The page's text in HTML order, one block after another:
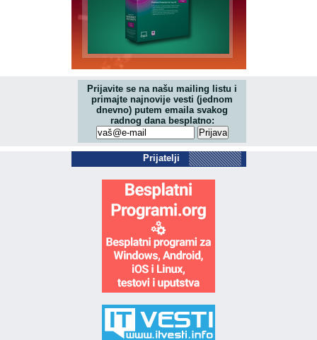
Prijavite se na našu mailing listu i
primajte najnovije vesti (jednom
dnevno) putem emaila svakog
radnog dana besplatno:
Prijatelji